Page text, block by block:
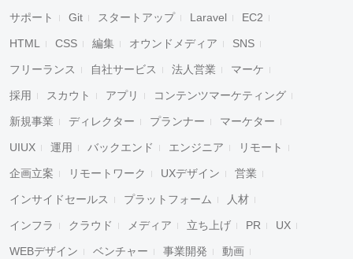
サポート Git スタートアップ Laravel EC2
HTML CSS 編集 オウンドメディア SNS
フリーランス 自社サービス 法人営業 マーケ
採用 スカウト アプリ コンテンツマーケティング
新規事業 ディレクター プランナー マーケター
UIUX 運用 バックエンド エンジニア リモート
企画立案 リモートワーク UXデザイン 営業
インサイドセールス プラットフォーム 人材
インフラ クラウド メディア 立ち上げ PR UX
WEBデザイン ベンチャー 事業開発 動画